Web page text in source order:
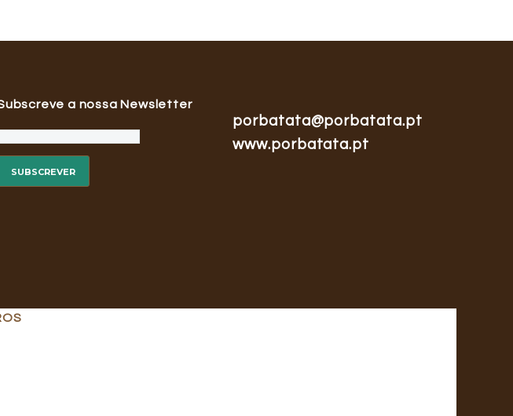
a nossa Newsletter
porbatata@porbatata.pt
www.porbatata.pt